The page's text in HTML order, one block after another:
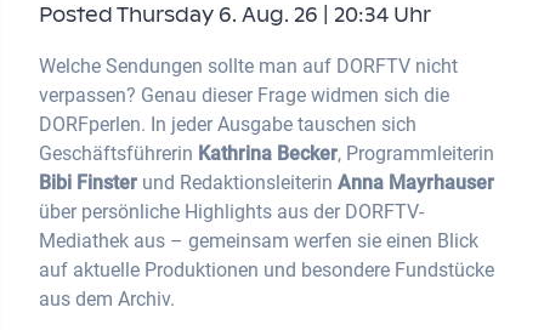
Posted Thursday 6. Aug. 26 | 20:34 Uhr
Welche Sendungen sollte man auf DORFTV nicht
verpassen? Genau dieser Frage widmen sich die
DORFperlen. In jeder Ausgabe tauschen sich
Geschäftsführerin Kathrina Becker, Programmleiterin
Bibi Finster und Redaktionsleiterin Anna Mayrhauser
über persönliche Highlights aus der DORFTV-
Mediathek aus – gemeinsam werfen sie einen Blick
auf aktuelle Produktionen und besondere Fundstücke
aus dem Archiv.